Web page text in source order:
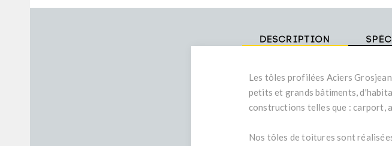
Description
Les tôles profilées Aciers
petits et grands bâtiments,
constructions telles que : carport,
Nos tôles de toitures sont